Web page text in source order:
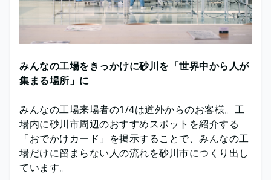
みんなの工場をきっかけに砂川を「世界中から人が
集まる場所」に
みんなの工場来場者の1/4は道外からのお客様。​ 工
場内に砂川市周辺のおすすめスポットを​紹介する
「おでかけカード」を掲示することで、​みんなの工
場だけに留まらない人の流れを砂川市につくり出し
ています。